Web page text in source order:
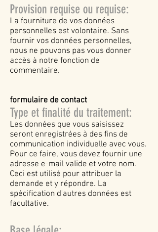
Provision requise ou requise:
La fourniture de vos données
personnelles est volontaire. Sans
fournir vos données personnelles,
nous ne pouvons pas vous donner
accès à notre fonction de
commentaire.
formulaire de contact
Type et finalité du traitement:
Les données que vous saisissez
seront enregistrées à des fins de
communication individuelle avec vous.
Pour ce faire, vous devez fournir une
adresse e-mail valide et votre nom.
Ceci est utilisé pour attribuer la
demande et y répondre. La
spécification d'autres données est
facultative.